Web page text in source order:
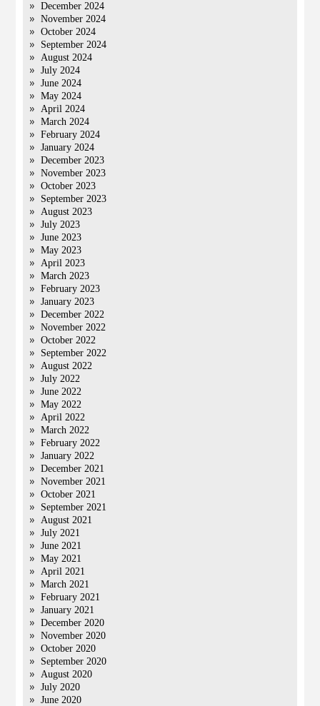
December 2024
November 2024
October 2024
September 2024
August 2024
July 2024
June 2024
May 2024
April 2024
March 2024
February 2024
January 2024
December 2023
November 2023
October 2023
September 2023
August 2023
July 2023
June 2023
May 2023
April 2023
March 2023
February 2023
January 2023
December 2022
November 2022
October 2022
September 2022
August 2022
July 2022
June 2022
May 2022
April 2022
March 2022
February 2022
January 2022
December 2021
November 2021
October 2021
September 2021
August 2021
July 2021
June 2021
May 2021
April 2021
March 2021
February 2021
January 2021
December 2020
November 2020
October 2020
September 2020
August 2020
July 2020
June 2020